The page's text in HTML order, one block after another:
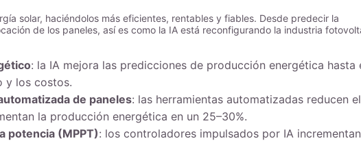
solar, haciéndolos más eficientes, rentables y fiables. Desde predecir la
de los paneles, así es como la IA está reconfigurando la industria
: la IA mejora las predicciones de producción energética hasta
y los costos.
de paneles: las herramientas automatizadas reducen el
la producción energética en un 25–30%.
potencia (MPPT): los controladores impulsados por IA